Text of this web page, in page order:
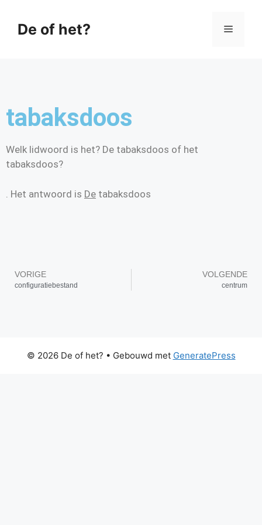
De of het?
tabaksdoos
Welk lidwoord is het? De tabaksdoos of het
tabaksdoos?
. Het antwoord is De tabaksdoos
VORIGE
configuratiebestand
VOLGENDE
centrum
© 2026 De of het? • Gebouwd met GeneratePress